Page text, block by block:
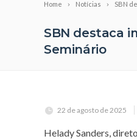
Home Notícias SBN
SBN destaca
Seminário
22 de agosto de 2025
Helady Sanders,